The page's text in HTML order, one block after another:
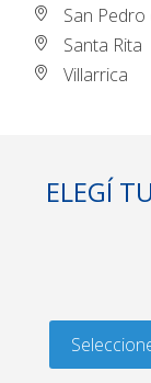
San
Santa Rita
Villarrica
ELEGÍ